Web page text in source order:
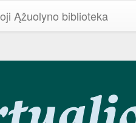
Ąžuolyno biblioteka